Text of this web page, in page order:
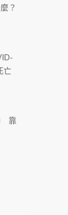
程與
康好禮
奪命
動 邀
？
亡
靠